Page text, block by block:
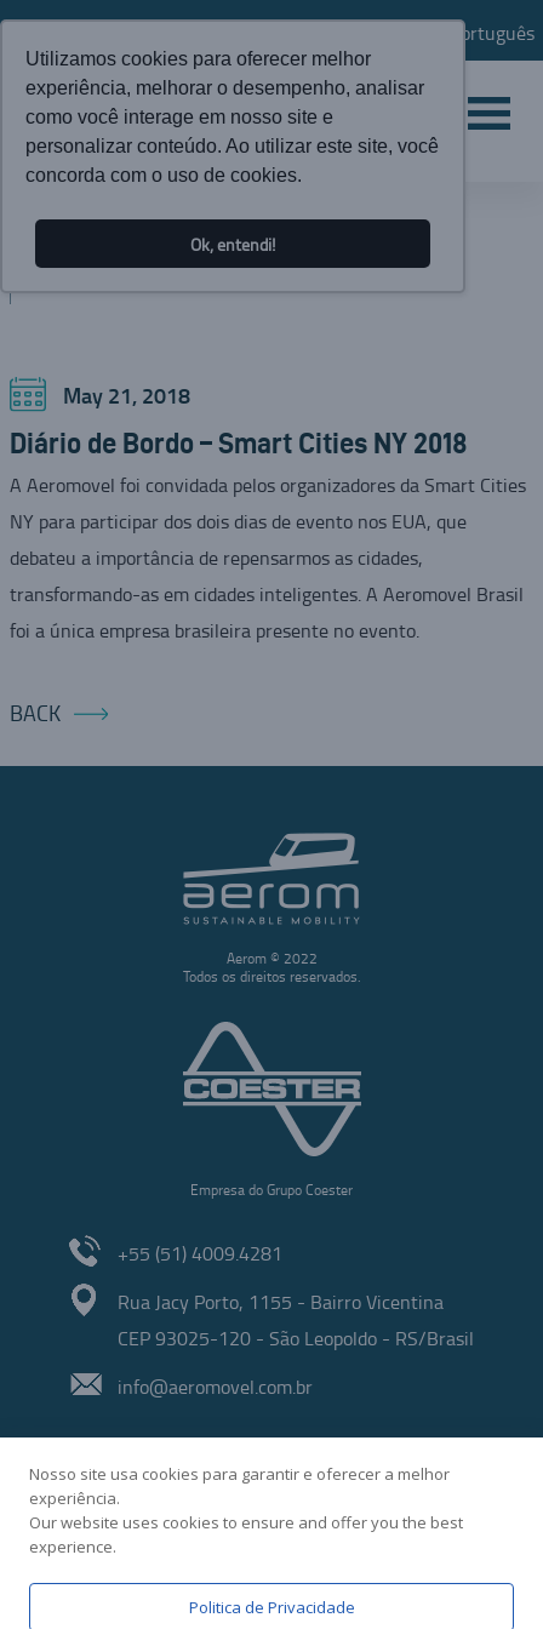
Utilizamos cookies para oferecer melhor
experiência, melhorar o desempenho, analisar
como você interage em nosso site e
personalizar conteúdo. Ao utilizar este site, você
concorda com o uso de cookies.
Ok, entendi!
Português
NEWS
BLOG
May 21, 2018
Diário de Bordo – Smart Cities NY 2018
A Aeromovel foi convidada pelos organizadores da Smart Cities
NY para participar dos dois dias de evento nos EUA, que
debateu a importância de repensarmos as cidades,
transformando-as em cidades inteligentes. A Aeromovel Brasil
foi a única empresa brasileira presente no evento.
BACK
Aerom © 2022
Todos os direitos reservados.
Empresa do Grupo Coester
+55 (51) 4009.4281
Rua Jacy Porto, 1155 - Bairro Vicentina
CEP 93025-120 - São Leopoldo - RS/Brasil
info@aeromovel.com.br
Nosso site usa cookies para garantir e oferecer a melhor
experiência.
Our website uses cookies to ensure and offer you the best
experience.
Politica de Privacidade